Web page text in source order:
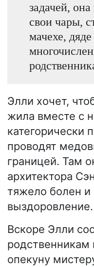
задачей,
свои чары,
мачехе,
Элли хочет,
жила вместе с
категорически
проводят
границей. Там
архитектора
тяжело болен и
выздоровление.
Вскоре Элли
родственникам
опекуну